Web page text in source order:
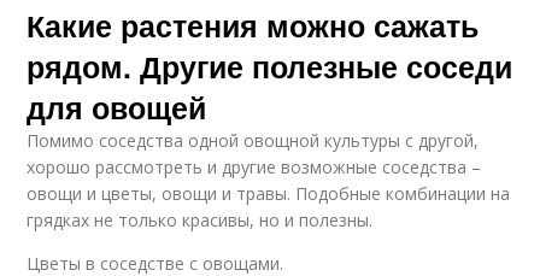
Какие растения можно сажать
рядом. Другие полезные соседи
для овощей
Помимо соседства одной овощной культуры с другой,
хорошо рассмотреть и другие возможные соседства –
овощи и цветы, овощи и травы. Подобные комбинации на
грядках не только красивы, но и полезны.
Цветы в соседстве с овощами.